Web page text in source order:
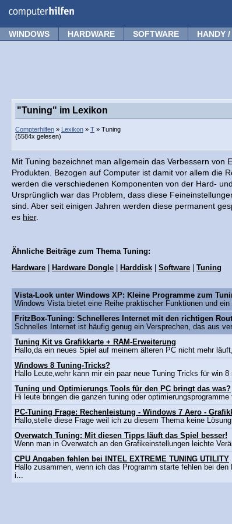
WINDOWS HARDWARE SOFTWARE HANDY
"Tuning" im Lexikon
Compterhilfen » Lexikon » T » Tuning
(5584x gelesen)
Mit Tuning bezeichnet man allgemein das Verbessern von
Produkten. Bezogen auf Computer ist damit vor allem die
werden die verschiedenen Komponenten von der Hard-
Ursprünglich war das Problem, dass diese
sind. Aber seit einigen Jahren werden diese permanent
es hier.
Ähnliche Beiträge zum Thema Tuning:
Hardware
Hardware Dongle Harddisk Software Tuning
Vista-Look unter Windows XP: Kleine Programme zum
Windows Vista bietet eine Reihe praktischer Funktionen und ein
FritzBox-Tuning: Schnelleres Internet mit den richtigen
Schnelles Internet ist häufig genug ein Versprechen, das aus
Tuning Kit vs Grafikkarte + RAM-Erweiterung
Hallo,da ein neues Spiel auf meinem älteren PC nicht mehr
Windows 8 Tuning-Tricks?
Hallo Leute,wehr kann mir ein paar neue Tuning Tricks für win
Tuning und Optimierungs Tools für den PC bringt das was?
Hi leute bringen die ganzen tuning oder
PC-Tuning Frage: Rechenleistung - Windows 7 Aero -
Hallo,stelle diese Frage weil ich zu diesem Thema keine
Overwatch Tuning: Mit diesen Tipps läuft das Spiel besser!
Wenn man in Overwatch an den Grafikeinstellungen leichte
CPU Angaben fehlen bei INTEL EXTREME TUNING UTILITY
Hallo zusammen, wenn ich das Programm starte fehlen bei
i...